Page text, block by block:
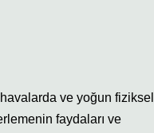
ve yoğun fiziksel
faydaları ve